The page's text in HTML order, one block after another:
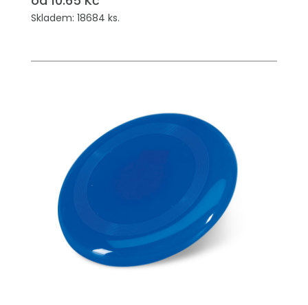
Skladem: 18684 ks.